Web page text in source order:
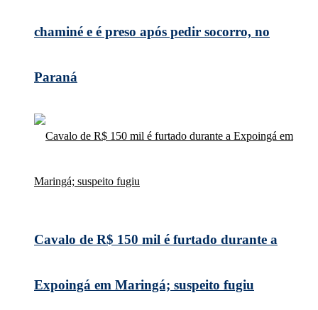
chaminé e é preso após pedir socorro, no
Paraná
Cavalo de R$ 150 mil é furtado durante a
Expoingá em Maringá; suspeito fugiu